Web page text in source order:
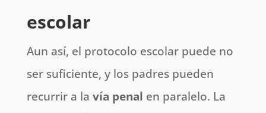
escolar
Aun así, el protocolo escolar puede no
ser suficiente, y los padres pueden
recurrir a la vía penal en paralelo. La